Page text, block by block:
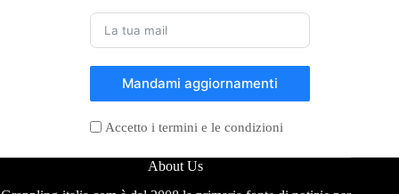
Mandami aggiornamenti
Accetto i termini e le condizioni
About Us